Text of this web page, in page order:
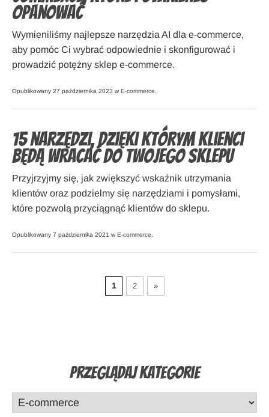
opanować
Wymieniliśmy najlepsze narzędzia AI dla e-commerce,
aby pomóc Ci wybrać odpowiednie i skonfigurować i
prowadzić potężny sklep e-commerce.
Opublikowany 27 października 2023 w E-commerce
15 narzędzi, dzięki którym klienci
będą wracać do Twojego sklepu
Przyjrzyjmy się, jak zwiększyć wskaźnik utrzymania
klientów oraz podzielmy się narzędziami i pomysłami,
które pozwolą przyciągnąć klientów do sklepu.
Opublikowany 7 października 2021 w E-commerce
1 2 »
Przeglądaj Kategorie